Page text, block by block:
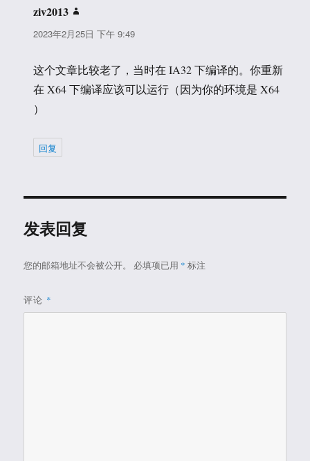
ziv2013
道：
2023年2月25日 下午 9:49
这个文章比较老了，当时在 IA32 下编译的。你重新
在 X64 下编译应该可以运行（因为你的环境是 X64
）
回复
发表回复
您的邮箱地址不会被公开。 必填项已用 * 标注
评论 *